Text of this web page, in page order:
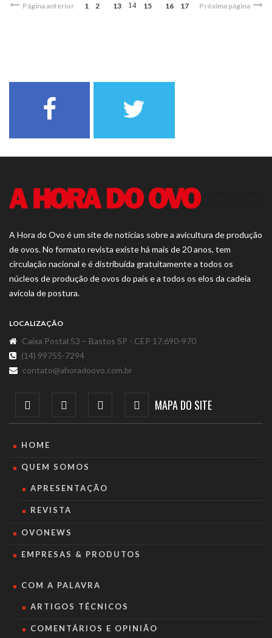
Página anterior 1 2 13 14 15 16 17 Próxima página
A Hora do Ovo é um site de notícias sobre a avicultura de produção
de ovos. No formato revista existe há mais de 20 anos, tem
circulação nacional e é distribuída gratuitamente a todos os
núcleos de produção de ovos do país e a todos os elos da cadeia
avícola de postura.
LOCALIZAÇÃO
Caixa Postal 53 – Bastos SP - CEP 17.690-970
(14) 99755-7294
contato@ahoradoovo.com.br
MAPA DO SITE
HOME
QUEM SOMOS
APRESENTAÇÃO
REVISTA
OVONEWS
EMPRESAS & PRODUTOS
COM A PALAVRA
ARTIGOS TÉCNICOS
COMENTÁRIOS E OPINIÃO